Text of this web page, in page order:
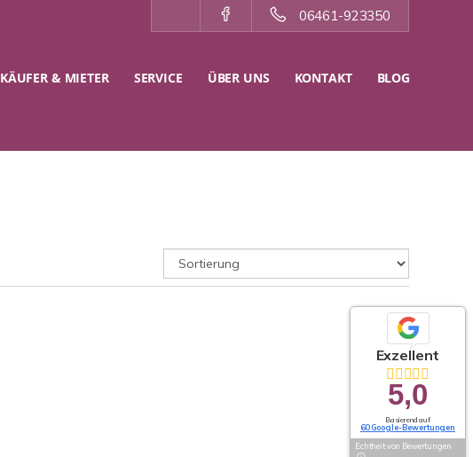
06461-923350
KÄUFER & MIETER SERVICE ÜBER UNS KONTAKT BLOG
Exzellent
5,0
Basierend auf
60 Google-Bewertungen
Echtheit von Bewertungen